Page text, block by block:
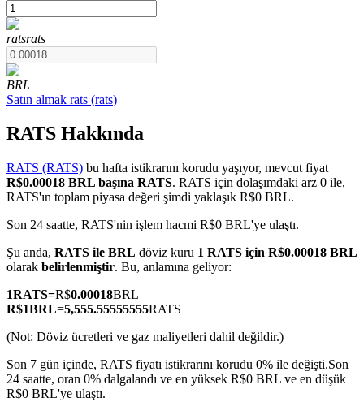
COIN-M Vadeli İşlemleri
Kripto Para Vadeli İşlemleri
TradFi
Hisse senetleri, döviz, değerli metaller ve emtia türevleri
ratsrats
BRL
Satın almak rats (rats)
RATS Hakkında
RATS (RATS) bu hafta istikrarını korudu yaşıyor, mevcut fiyat
R$0.00018 BRL başına RATS. RATS için dolaşımdaki arz 0 ile,
RATS'ın toplam piyasa değeri şimdi yaklaşık R$0 BRL.
Son 24 saatte, RATS'nin işlem hacmi R$0 BRL'ye ulaştı.
Şu anda, RATS ile BRL döviz kuru 1 RATS için R$0.00018 BRL
olarak belirlenmiştir. Bu, anlamına geliyor:
1RATS=R$0.00018BRL
R$1BRL=5,555.55555555RATS
(Not: Döviz ücretleri ve gaz maliyetleri dahil değildir.)
Son 7 gün içinde, RATS fiyatı istikrarını korudu 0% ile değişti.Son
24 saatte, oran 0% dalgalandı ve en yüksek R$0 BRL ve en düşük
R$0 BRL'ye ulaştı.